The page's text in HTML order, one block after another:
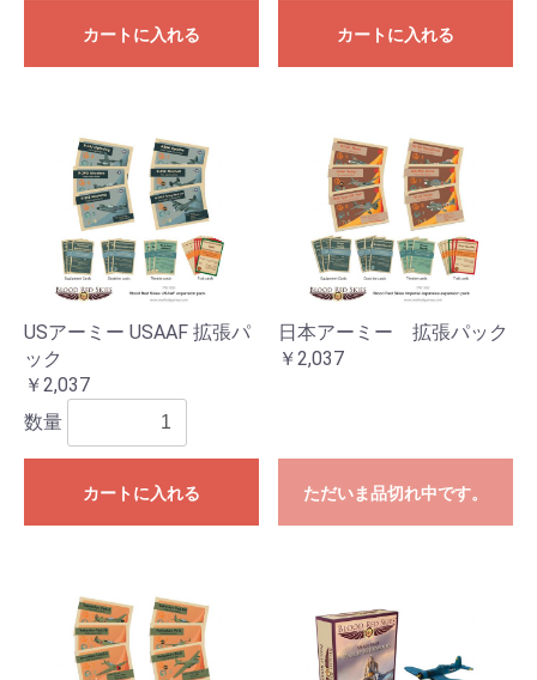
カートに入れる カートに入れる
USアーミー USAAF 拡張パ
ック
￥2,037
数量
カートに入れる
日本アーミー 拡張パック
￥2,037
ただいま品切れ中です。